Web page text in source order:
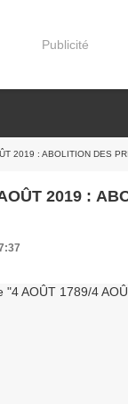
Publicité
2019 : ABOLITION DES
2019 :